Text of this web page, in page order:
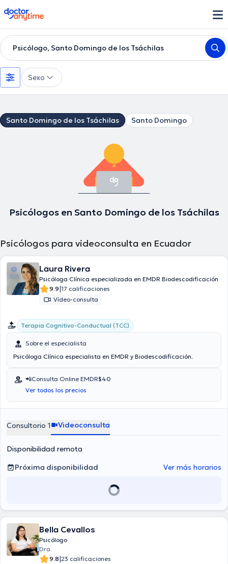
doctoranytime
Psicólogo, Santo Domingo de los Tsáchilas
Sexo
Santo Domingo de los Tsáchilas Santo Domingo
Psicólogos en Santo Domingo de los Tsáchilas
Psicólogos para videoconsulta en Ecuador
Laura Rivera
Psicóloga Clínica especializada en EMDR Biodescodificación
9.9|17 calificaciones
Vídeo-consulta
Terapia Cognitivo-Conductual (TCC)
Sobre el especialista
Psicóloga Clínica especialista en EMDR y Biodescodificación.
📲Consulta Online EMDR$40
Ver todos los precios
Consultorio 1 Videoconsulta
Disponibilidad remota
Próxima disponibilidad
Ver más horarios
Bella Cevallos
Psicólogo
Dra.
9.8|23 calificaciones